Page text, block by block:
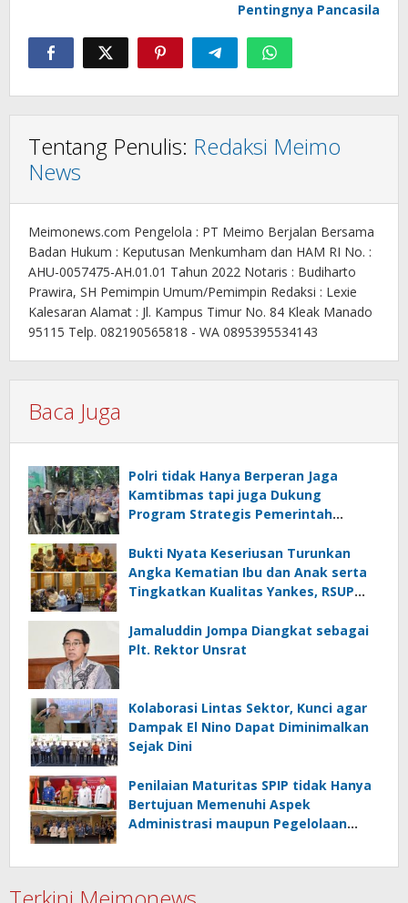
Pentingnya Pancasila
Tentang Penulis: Redaksi Meimo
News
Meimonews.com Pengelola : PT Meimo Berjalan Bersama
Badan Hukum : Keputusan Menkumham dan HAM RI No. :
AHU-0057475-AH.01.01 Tahun 2022 Notaris : Budiharto
Prawira, SH Pemimpin Umum/Pemimpin Redaksi : Lexie
Kalesaran Alamat : Jl. Kampus Timur No. 84 Kleak Manado
95115 Telp. 082190565818 - WA 0895395534143
Baca Juga
Polri tidak Hanya Berperan Jaga
Kamtibmas tapi juga Dukung
Program Strategis Pemerintah
Pangan
Bukti Nyata Keseriusan Turunkan
Angka Kematian Ibu dan Anak serta
Tingkatkan Kualitas Yankes, RSUP
Nasional
Jamaluddin Jompa Diangkat sebagai
Plt. Rektor Unsrat
Kolaborasi Lintas Sektor, Kunci agar
Dampak El Nino Dapat Diminimalkan
Sejak Dini
Penilaian Maturitas SPIP tidak Hanya
Bertujuan Memenuhi Aspek
Administrasi maupun Pegelolaan